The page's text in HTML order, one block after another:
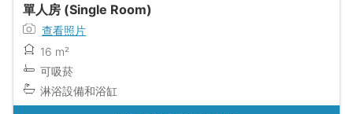
單人房 (Single Room)
查看照片
16 m²
可吸菸
淋浴設備和浴缸